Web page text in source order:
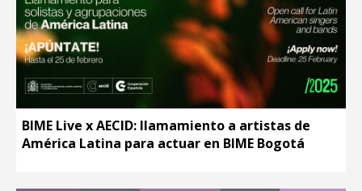
BIME Live x AECID: llamamiento a artistas de
América Latina para actuar en BIME Bogotá